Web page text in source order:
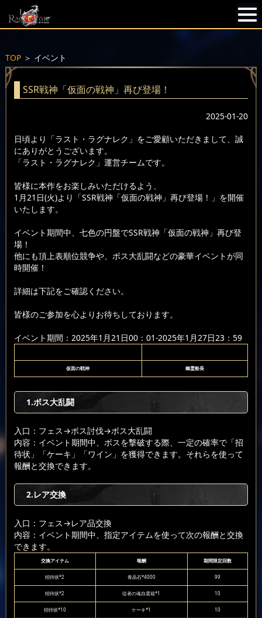
TOP＞ イベント
SSR戦神「仮面の戦神」再び登場！
2025-01-20
日頃より「ラスト・ラグナレク」をご愛顧いただきまして、誠
にありがとうございます。
「ラスト・ラグナレク」運営チームです。
皆様に本作をお楽しみいただけるよう、
1月21日(火)より「SSR戦神「仮面の戦神」再び登場！」を開催
いたします。
イベント期間中、七色の円盤でSSR戦神「仮面の戦神」再び登
場！
他にも頂上表順位競争や、ボス大乱闘などの豪華イベントが同
時開催！
詳細は下記をご確認ください。
皆様のご参加を心よりお待ちしております。
イベント期間：2025年1月21日00：01-2025年1月27日23：59
仮面の戦神 幽霊船長
1.ボス大乱闘
入口：フェス→ボス討伐→ボス大乱闘
内容：イベント期間中、ボスを撃破する際、一定の確率で「招
待状」「ケーキ」「ワイン」を獲得できます。それらを使って
報酬と交換できます。
2.レア交換
入口：フェス→レア品交換
内容：イベント期間中、指定アイテムを使って次の報酬と交換
できます。
交換アイテム 報酬 期間限定回数
招待状*2 青晶石*4000 99
招待状*2 従者の魂自選箱*1 10
招待状*10 ケーキ*1 10